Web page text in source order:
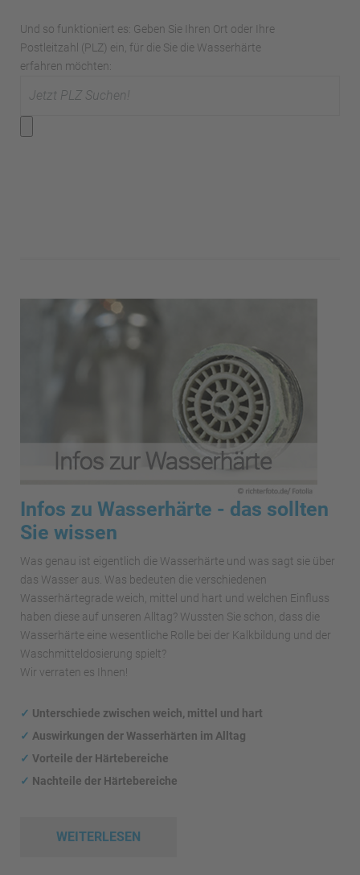
Und so funktioniert es: Geben Sie Ihren Ort oder Ihre
Postleitzahl (PLZ) ein, für die Sie die Wasserhärte
erfahren möchten:
Infos zu Wasserhärte - das sollten
Sie wissen
Was genau ist eigentlich die Wasserhärte und was sagt sie über
das Wasser aus. Was bedeuten die verschiedenen
Wasserhärtegrade weich, mittel und hart und welchen Einfluss
haben diese auf unseren Alltag? Wussten Sie schon, dass die
Wasserhärte eine wesentliche Rolle bei der Kalkbildung und der
Waschmitteldosierung spielt?
Wir verraten es Ihnen!
✓ Unterschiede zwischen weich, mittel und hart
✓ Auswirkungen der Wasserhärten im Alltag
✓ Vorteile der Härtebereiche
✓ Nachteile der Härtebereiche
WEITERLESEN